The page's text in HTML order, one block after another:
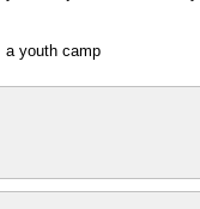
a youth camp